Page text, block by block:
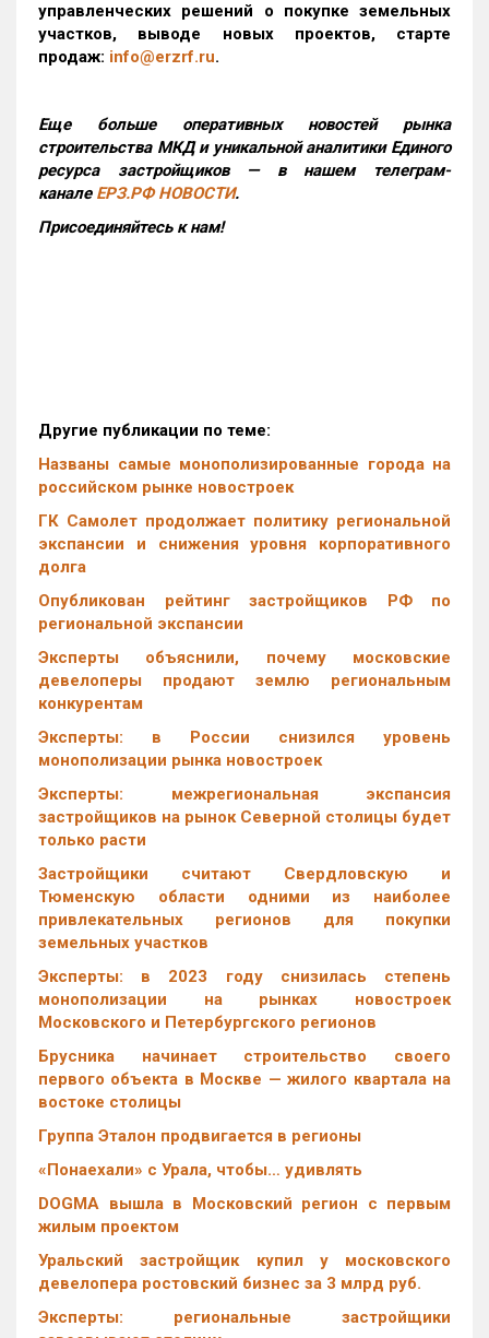
управленческих решений о покупке земельных
участков, выводе новых проектов, старте
продаж: info@erzrf.ru.
Еще больше оперативных новостей рынка
строительства МКД и уникальной аналитики Единого
ресурса застройщиков — в нашем телеграм-
канале ЕРЗ.РФ НОВОСТИ.
Присоединяйтесь к нам!
Другие публикации по теме:
Названы самые монополизированные города на
российском рынке новостроек
ГК Самолет продолжает политику региональной
экспансии и снижения уровня корпоративного
долга
Опубликован рейтинг застройщиков РФ по
региональной экспансии
Эксперты объяснили, почему московские
девелоперы продают землю региональным
конкурентам
Эксперты: в России снизился уровень
монополизации рынка новостроек
Эксперты: межрегиональная экспансия
застройщиков на рынок Северной столицы будет
только расти
Застройщики считают Свердловскую и
Тюменскую области одними из наиболее
привлекательных регионов для покупки
земельных участков
Эксперты: в 2023 году снизилась степень
монополизации на рынках новостроек
Московского и Петербургского регионов
Брусника начинает строительство своего
первого объекта в Москве — жилого квартала на
востоке столицы
Группа Эталон продвигается в регионы
«Понаехали» с Урала, чтобы… удивлять
DOGMA вышла в Московский регион с первым
жилым проектом
Уральский застройщик купил у московского
девелопера ростовский бизнес за 3 млрд руб.
Эксперты: региональные застройщики